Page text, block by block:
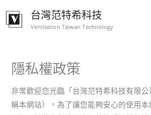
台灣范特希科技
Ventilation Taiwan Technology
隱私權政策
非常歡迎您光臨「台灣范特希科技有限
稱本網站），為了讓您能夠安心的使用